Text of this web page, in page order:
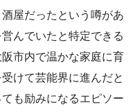
屋だったという噂があ
んでいたと特定できる
市内で温かな家庭に育
けて芸能界に進んだと
も励みになるエピソー